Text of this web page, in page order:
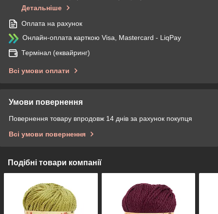
Детальніше
Оплата на рахунок
Онлайн-оплата карткою Visa, Mastercard - LiqPay
Термінал (еквайринг)
Всі умови оплати
Умови повернення
Повернення товару впродовж 14 днів за рахунок покупця
Всі умови повернення
Подібні товари компанії